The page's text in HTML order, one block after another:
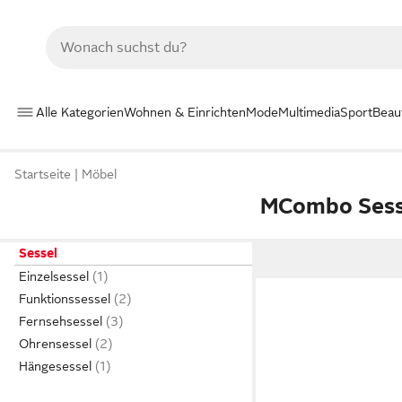
Alle KategorienWohnen & EinrichtenModeMultimediaSport
Startseite Möbel
MCombo
Sessel
Einzelsessel
Funktionssessel
Fernsehsessel
Ohrensessel
Hängesessel